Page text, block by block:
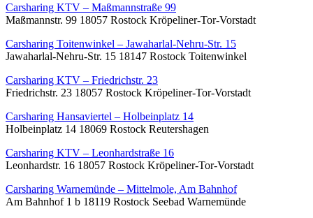
Carsharing KTV – Maßmannstraße 99
Maßmannstr. 99 18057 Rostock Kröpeliner-Tor-Vorstadt
Carsharing Toitenwinkel – Jawaharlal-Nehru-Str. 15
Jawaharlal-Nehru-Str. 15 18147 Rostock Toitenwinkel
Carsharing KTV – Friedrichstr. 23
Friedrichstr. 23 18057 Rostock Kröpeliner-Tor-Vorstadt
Carsharing Hansaviertel – Holbeinplatz 14
Holbeinplatz 14 18069 Rostock Reutershagen
Carsharing KTV – Leonhardstraße 16
Leonhardstr. 16 18057 Rostock Kröpeliner-Tor-Vorstadt
Carsharing Warnemünde – Mittelmole, Am Bahnhof
Am Bahnhof 1 b 18119 Rostock Seebad Warnemünde